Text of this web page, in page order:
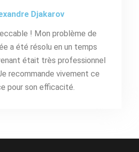
Djakarov
! Mon problème de
a été résolu en un temps
était très professionnel
recommande vivement ce
pour son efficacité.